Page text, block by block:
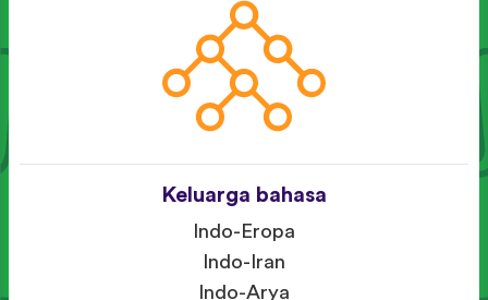
Keluarga bahasa
Indo-Eropa
Indo-Iran
Indo-Arya